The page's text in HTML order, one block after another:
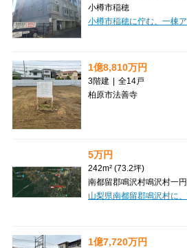
小樽市稲穂
1億8,810万円
3階建 | 全14戸
柏原市法善寺
5万円
242m² (73.2坪)
南都留郡鳴沢村鳴沢村一円
1億7,720万円